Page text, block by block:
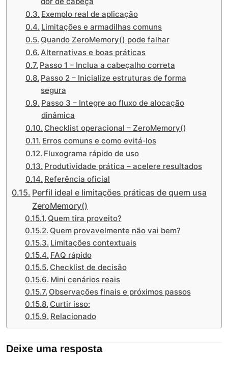
Exemplo real de aplicação
Limitações e armadilhas comuns
Quando ZeroMemory() pode falhar
Alternativas e boas práticas
Passo 1 – Inclua a cabeçalho correta
Passo 2 – Inicialize estruturas de forma
segura
Passo 3 – Integre ao fluxo de alocação
dinâmica
Checklist operacional – ZeroMemory()
Erros comuns e como evitá‑los
Fluxograma rápido de uso
Produtividade prática – acelere resultados
Referência oficial
Perfil ideal e limitações práticas de quem usa
ZeroMemory()
Quem tira proveito?
Quem provavelmente não vai bem?
Limitações contextuais
FAQ rápido
Checklist de decisão
Mini cenários reais
Observações finais e próximos passos
Curtir isso:
Relacionado
Deixe uma resposta